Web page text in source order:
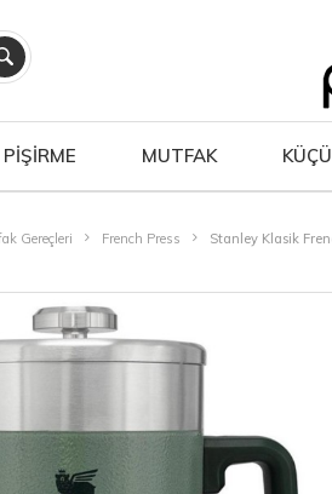
PİŞİRME MUTFAK
Gereçleri French Press Stanley Klasik